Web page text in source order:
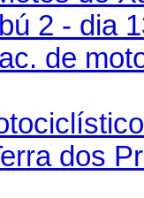
2 - dia
de
dos